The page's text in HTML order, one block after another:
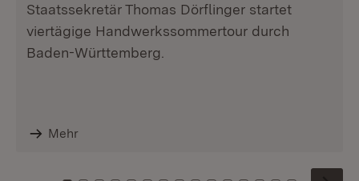
Staatssekretär Thomas Dörflinger startet
viertägige Handwerkssommertour durch
Baden-Württemberg.
Mehr